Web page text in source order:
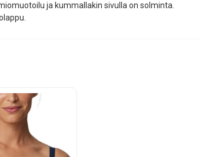
ja kummallakin sivulla on solminta.